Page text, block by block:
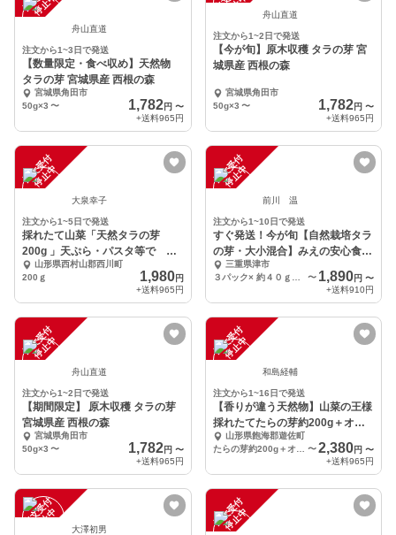
舟山直道
注文から1~3日で発送
【数量限定・食べ収め】天然物
タラの芽 宮城県産 西根の森
宮城県角田市
50g×3 〜 1,782円 〜
+送料965円
舟山直道
注文から1~2日で発送
【今が旬】原木収穫 タラの芽 宮
城県産 西根の森
宮城県角田市
50g×3 〜 1,782円 〜
+送料965円
注
文
受
付
停
止
中
大泉幸子
注文から1~5日で発送
採れたて山菜「天然タラの芽
200g 」天ぷら・パスタ等で
4/21発送します
山形県西村山郡西川町
200ｇ
1,980円
+送料965円
注
文
受
付
停
止
中
前川 温
注文から1~10日で発送
すぐ発送！今が旬【自然栽培タラ
の芽・大小混合】みえの安心食材
認定
三重県津市
〜 1,890円 〜
+送料910円
注
文
受
付
停
止
中
舟山直道
注文から1~2日で発送
【期間限定】 原木収穫 タラの芽
宮城県産 西根の森
宮城県角田市
50g×3 〜 1,782円 〜
+送料965円
注
文
受
付
停
止
中
和島経輔
注文から1~16日で発送
【香りが違う天然物】山菜の王様
採れたてたらの芽約200g＋オマ
ケ1種山形県飽海郡遊佐町
〜2,380円 〜
+送料965円
注
文
受
付
停
止
中 大澤初男
注
文
受
付
停
止
中